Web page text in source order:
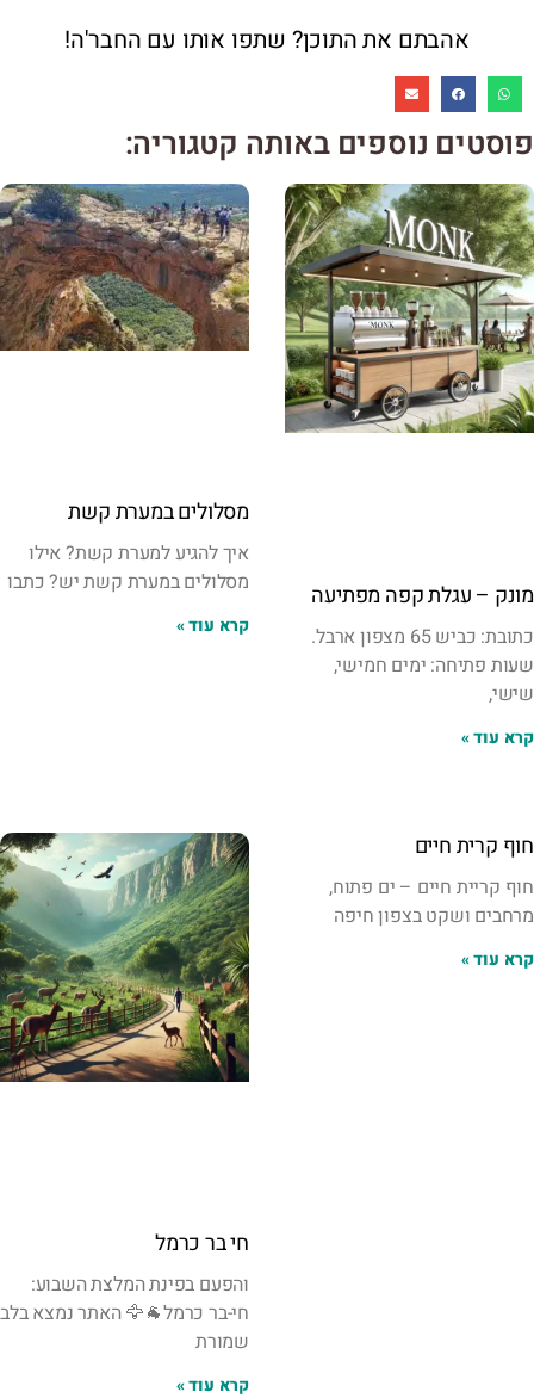
אהבתם את התוכן? שתפו אותו עם החבר'ה!
פוסטים נוספים באותה קטגוריה:
מונק – עגלת קפה מפתיעה
כתובת: כביש 65 מצפון ארבל.
שעות פתיחה: ימים חמישי,
שישי,
קרא עוד »
מסלולים במערת קשת
איך להגיע למערת קשת? אילו
מסלולים במערת קשת יש? כתבו
קרא עוד »
חוף קרית חיים
חוף קריית חיים – ים פתוח,
מרחבים ושקט בצפון חיפה
קרא עוד »
חי בר כרמל
והפעם בפינת המלצת השבוע:
חי-בר כרמל🐐🦅 האתר נמצא בלב
שמורת
קרא עוד »